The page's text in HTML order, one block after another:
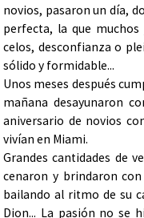
novios, pasaron un día,
perfecta, la que
celos, desconfianza o
sólido y formidable...
Unos meses después
mañana desayunaron
aniversario de novios
vivían en Miami.
Grandes cantidades de
cenaron y brindaron
bailando al ritmo de su
Dion... La pasión no se